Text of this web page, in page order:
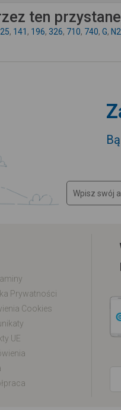
ten
, 141 , 196, 326, 710, 740, G,
Prywatności
Cookies
UE